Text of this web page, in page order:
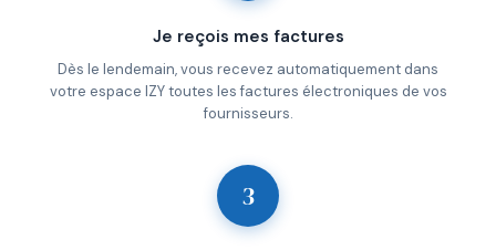
Je reçois mes factures
Dès le lendemain, vous recevez automatiquement dans
votre espace IZY toutes les factures électroniques de vos
fournisseurs.
3